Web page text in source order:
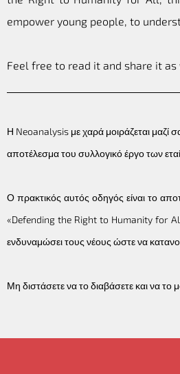
empower young people, to
Feel free to read it and share it
Η Neoanalysis με χαρά μοιράζεται
αποτέλεσμα του συλλογικό έργο των
Ο πρακτικός αυτός οδηγός είναι το
«Defending the Right to Humanity for
ενδυναμώσει τους νέους ώστε να
Μη διστάσετε να το διαβάσετε και να το